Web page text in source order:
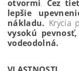
otvormi. Cez
lepšie
nákladu. Krycia
vysokú
vodeodolná.